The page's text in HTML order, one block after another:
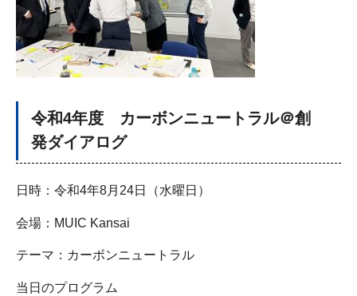
令和4年度 カーボンニュートラル＠創
発ダイアログ
日時：令和4年8月24日（水曜日）
会場：MUIC Kansai
テーマ：カーボンニュートラル
当日のプログラム